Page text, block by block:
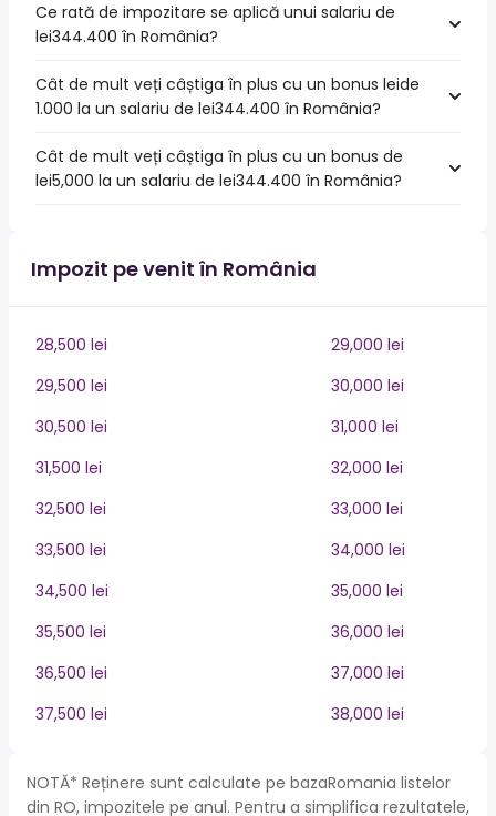
Ce rată de impozitare se aplică unui salariu de
lei344.400 în România?
Cât de mult veți câștiga în plus cu un bonus leide
1.000 la un salariu de lei344.400 în România?
Cât de mult veți câștiga în plus cu un bonus de
lei5,000 la un salariu de lei344.400 în România?
Impozit pe venit în România
28,500 lei
29,000 lei
29,500 lei
30,000 lei
30,500 lei
31,000 lei
31,500 lei
32,000 lei
32,500 lei
33,000 lei
33,500 lei
34,000 lei
34,500 lei
35,000 lei
35,500 lei
36,000 lei
36,500 lei
37,000 lei
37,500 lei
38,000 lei
NOTĂ* Reținere sunt calculate pe bazaRomania listelor
din RO, impozitele pe anul. Pentru a simplifica rezultatele,